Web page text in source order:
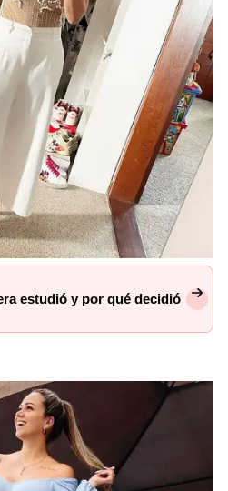
estudió y por qué decidió